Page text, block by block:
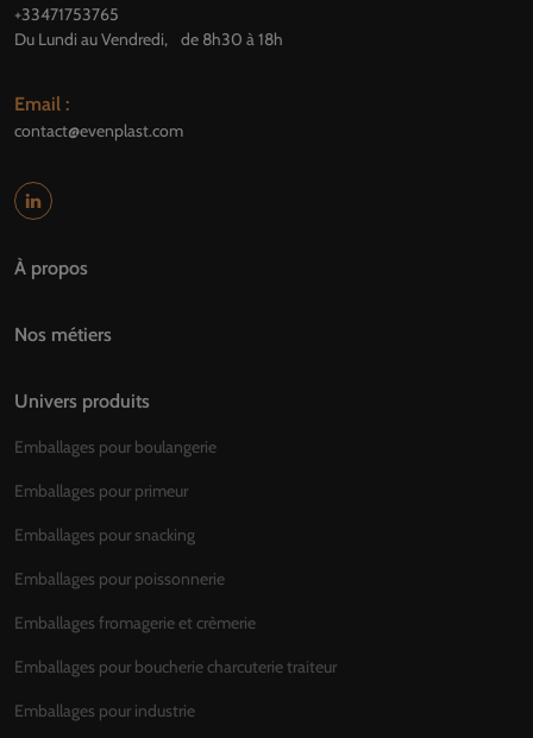
+33471753765
Du Lundi au Vendredi, de 8h30 à 18h
Email :
contact@evenplast.com
À propos
Nos métiers
Univers produits
Emballages pour boulangerie
Emballages pour primeur
Emballages pour snacking
Emballages pour poissonnerie
Emballages fromagerie et crèmerie
Emballages pour boucherie charcuterie traiteur
Emballages pour industrie